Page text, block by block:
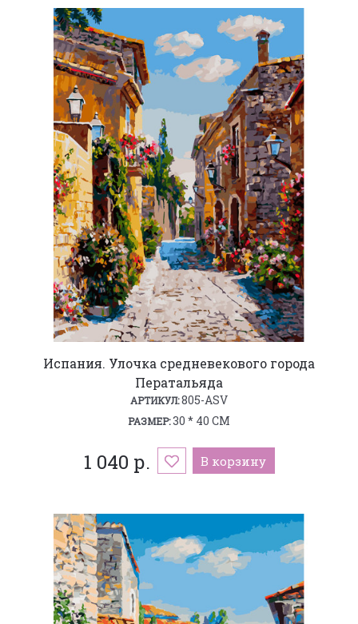
Испания. Улочка средневекового города
Ператальяда
АРТИКУЛ:805-ASV
РАЗМЕР:30 * 40 СМ
1 040 р. В корзину